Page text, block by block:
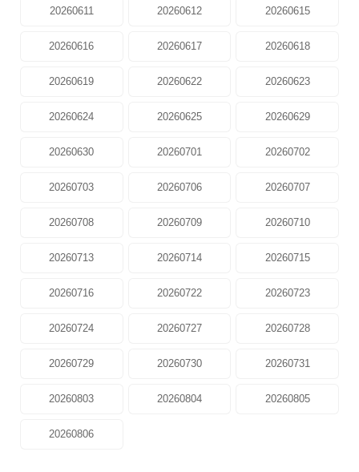
20260611 20260612 20260615
20260616 20260617 20260618
20260619 20260622 20260623
20260624 20260625 20260629
20260630 20260701 20260702
20260703 20260706 20260707
20260708 20260709 20260710
20260713 20260714 20260715
20260716 20260722 20260723
20260724 20260727 20260728
20260729 20260730 20260731
20260803 20260804 20260805
20260806